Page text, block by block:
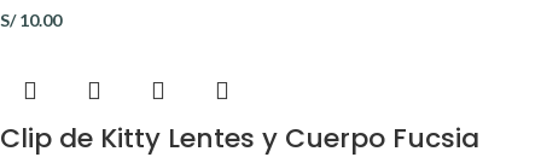
S/10.00
Clip de Kitty Lentes y Cuerpo Fucsia